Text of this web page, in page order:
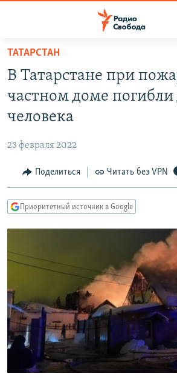
упрощенного
доступа
основному
Вернутся
Вернутся
ПОДКАСТЫ
МНЕНИЯ
КУЛЬТУРА
КАВКАЗ.РЕАЛИИ
СИБИРЬ.РЕАЛИИ
РАСПИСАНИЕ ВЕЩАНИЯ
ПОДПИШИТЕСЬ НА РАССЫЛКУ
СОЦИАЛЬНЫЕ СЕТИ
ТАТАРСТАН
В Татарстане при
частном доме погибли
человека
23 февраля 2022
Поделиться Читать без VPN
Приоритетный источник в Google